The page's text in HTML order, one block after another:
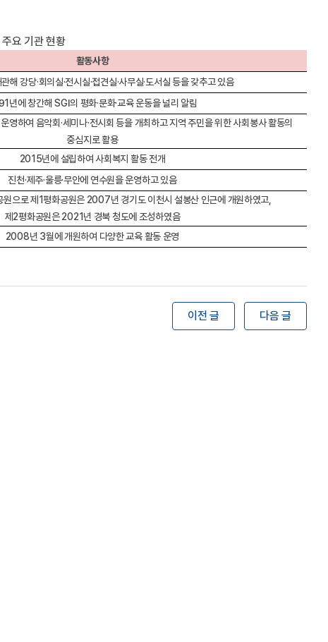
요 기관 현황
활동사항
해 강당·회의실·전시실·접견실·사무실·도서실 등을 갖추고 있음
년에 창간해 SGI의 평화·문화·교육 운동을 널리 알림
영하여 음악회·세미나·전시회 등을 개최하고 지역 주민을 위한 사회봉사 활동의
중심지로 활용
2015년에 설립하여 사회복지 활동 전개
진천·제주·울릉·무안에 연수원을 운영하고 있음
원으로 제1평화공원은 2007년 경기도 이천시 설봉산 인근에 개원하였고,
제2평화공원은 2021년 경북 청도에 조성하였음
2008년 3월에 개원하여 다양한 교육 활동 운영
이전 글 다음 글